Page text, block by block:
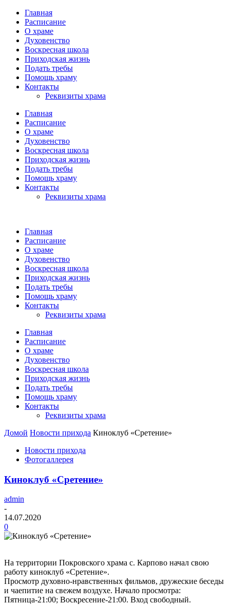
Главная
Расписание
О храме
Духовенство
Воскресная школа
Приходская жизнь
Подать требы
Помощь храму
Контакты
Реквизиты храма
Главная
Расписание
О храме
Духовенство
Воскресная школа
Приходская жизнь
Подать требы
Помощь храму
Контакты
Реквизиты храма
Главная
Расписание
О храме
Духовенство
Воскресная школа
Приходская жизнь
Подать требы
Помощь храму
Контакты
Реквизиты храма
Главная
Расписание
О храме
Духовенство
Воскресная школа
Приходская жизнь
Подать требы
Помощь храму
Контакты
Реквизиты храма
Домой Новости прихода Киноклуб «Сретение»
Новости прихода
Фотогаллерея
Киноклуб «Сретение»
admin
-
14.07.2020
0
На территории Покровского храма с. Карпово начал свою
работу киноклуб «Сретение».
Просмотр духовно-нравственных фильмов, дружеские беседы
и чаепитие на свежем воздухе. Начало просмотра:
Пятница-21:00; Воскресение-21:00. Вход свободный.